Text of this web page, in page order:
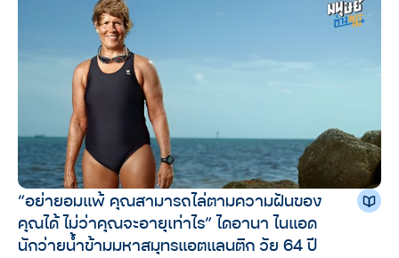
“อย่ายอมแพ้ คุณสามารถไล่ตามความฝันของ
คุณได้ ไม่ว่าคุณจะอายุเท่าไร” ไดอานา ไนแอด
นักว่ายน้ำข้ามมหาสมุทรแอตแลนติก วัย 64 ปี